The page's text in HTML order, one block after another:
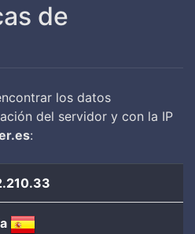
de
los datos
del servidor y con la IP
: